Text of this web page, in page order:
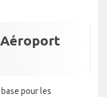
pour les